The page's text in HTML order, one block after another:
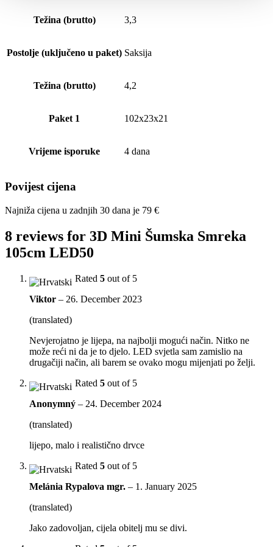
Težina (brutto) 3,3
Postolje (uključeno u paket) Saksija
Težina (brutto) 4,2
Paket 1 102x23x21
Vrijeme isporuke 4 dana
Povijest cijena
Najniža cijena u zadnjih 30 dana je 79 €
8 reviews for 3D Mini Šumska Smreka
105cm LED50
Rated 5 out of 5
Viktor – 26. December 2023
(translated)
Nevjerojatno je lijepa, na najbolji mogući način. Nitko ne
može reći ni da je to djelo. LED svjetla sam zamislio na
drugačiji način, ali barem se ovako mogu mijenjati po želji.
Rated 5 out of 5
Anonymný – 24. December 2024
(translated)
lijepo, malo i realistično drvce
Rated 5 out of 5
Melánia Rypalova mgr. – 1. January 2025
(translated)
Jako zadovoljan, cijela obitelj mu se divi.